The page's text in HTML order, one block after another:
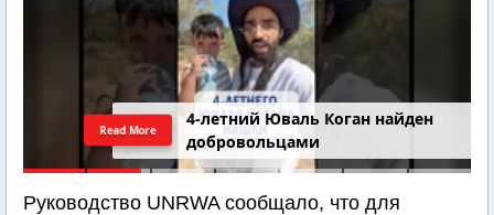
4-летний Юваль Коган найден
добровольцами
Read More
Руководство UNRWA сообщало, что для